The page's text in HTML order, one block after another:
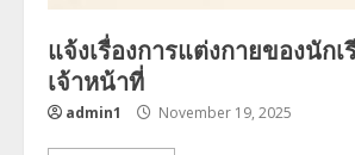
แจ้งเรื่องการแต่งกายของนัก
เจ้าหน้าที่
admin1 November 19, 2025